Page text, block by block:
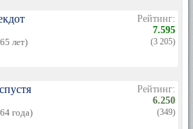
лет)
Рейтинг:
7.595
(3 205)
года)
Рейтинг:
6.250
(349)